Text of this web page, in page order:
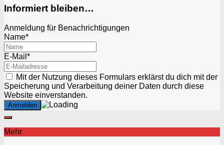
Informiert bleiben…
Anmeldung für Benachrichtigungen
Name*
E-Mail*
Mit der Nutzung dieses Formulars erklärst du dich mit der
Speicherung und Verarbeitung deiner Daten durch diese
Website einverstanden.
Mehr